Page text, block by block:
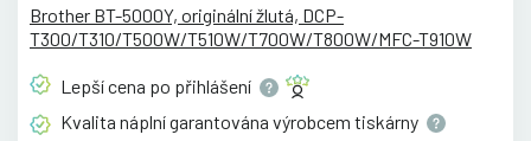
Brother BT-5000Y, originální žlutá, DCP-
T300/T310/T500W/T510W/T700W/T800W/MFC-T910W
Lepší cena po přihlášení
Kvalita náplní garantována výrobcem tiskárny